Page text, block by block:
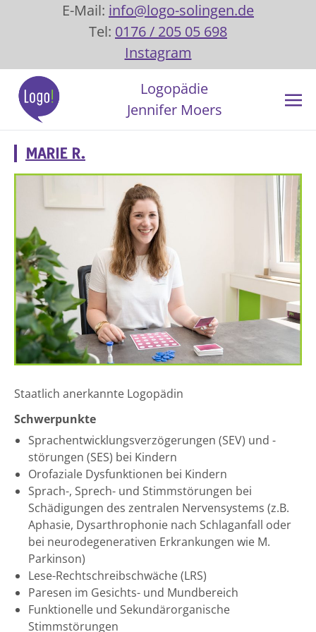
E-Mail: info@logo-solingen.de
Tel: 0176 / 205 05 698
Instagram
Logopädie
Jennifer Moers
MARIE R.
Staatlich anerkannte Logopädin
Schwerpunkte
Sprachentwicklungsverzögerungen (SEV) und -
störungen (SES) bei Kindern
Orofaziale Dysfunktionen bei Kindern
Sprach-, Sprech- und Stimmstörungen bei
Schädigungen des zentralen Nervensystems (z.B.
Aphasie, Dysarthrophonie nach Schlaganfall oder
bei neurodegenerativen Erkrankungen wie M.
Parkinson)
Lese-Rechtschreibschwäche (LRS)
Paresen im Gesichts- und Mundbereich
Funktionelle und Sekundärorganische
Stimmstörungen